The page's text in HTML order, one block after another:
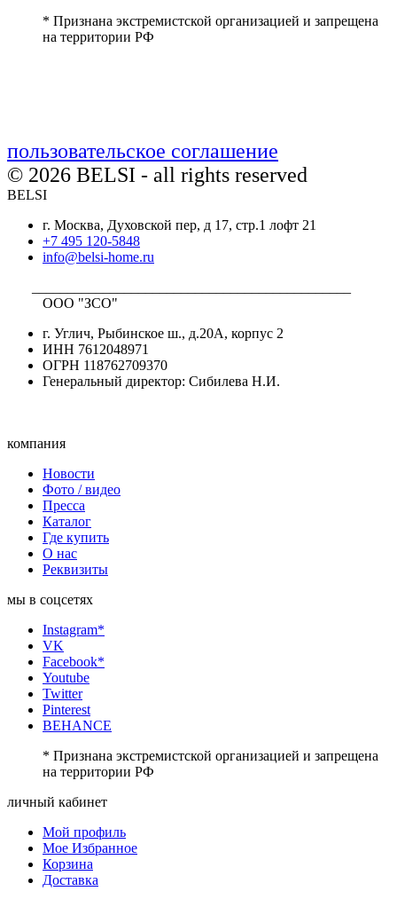
* Признана экстремистской организацией и запрещена
на территории РФ
пользовательское соглашение
© 2026 BELSI - all rights reserved
BELSI
г. Москва, Духовской пер, д 17, стр.1 лофт 21
+7 495 120-5848
info@belsi-home.ru
ООО "ЗСО"
г. Углич, Рыбинское ш., д.20А, корпус 2
ИНН 7612048971
ОГРН 118762709370
Генеральный директор: Сибилева Н.И.
компания
Новости
Фото / видео
Пресса
Каталог
Где купить
О нас
Реквизиты
мы в соцсетях
Instagram*
VK
Facebook*
Youtube
Twitter
Pinterest
BEHANCE
* Признана экстремистской организацией и запрещена
на территории РФ
личный кабинет
Мой профиль
Мое Избранное
Корзина
Доставка